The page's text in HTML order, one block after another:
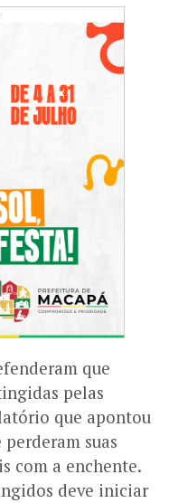
que
pelas
que apontou
suas
com a enchente.
deve iniciar